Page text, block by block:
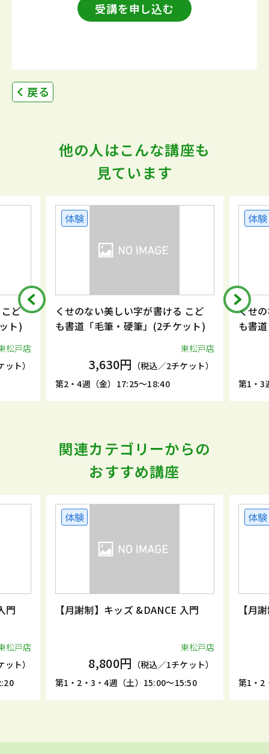
受講を申し込む
戻る
他の人はこんな講座も
見ています
ど
ト)
松戸店
ト）
体験
くせのない美しい字が書ける こど
も書道「毛筆・硬筆」(2チケット)
東松戸店
3,630円 （税込／2チケット）
第2・4週（金）17:25～18:40
体験
くせ
も書
第1・3
関連カテゴリーからの
おすすめ講座
門
松戸店
ト）
体験
【月謝制】キッズ &DANCE 入門
東松戸店
8,800円 （税込／1チケット）
第1・2・3・4週（土）15:00～15:50
体験
【月
第1・2